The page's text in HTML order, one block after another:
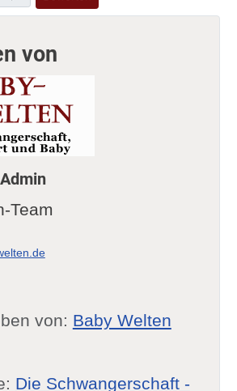
von
Team
von: Baby Welten
Die Schwangerschaft -